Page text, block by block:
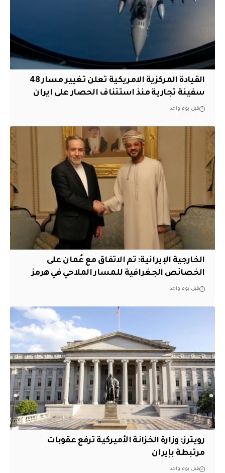
القيادة المركزية الامريكية تعلن تغيير مسار 48
سفينة تجارية منذ استئناف الحصار على ايران
قبل يوم واحد
‏الخارجية الإيرانية: تم الاتفاق مع عُمان على
الخصائص الجغرافية للمسار الملاحي في هرمز
قبل يوم واحد
‏رويترز: وزارة الخزانة الأميركية ترفع عقوبات
مرتبطة بإيران
قبل يوم واحد